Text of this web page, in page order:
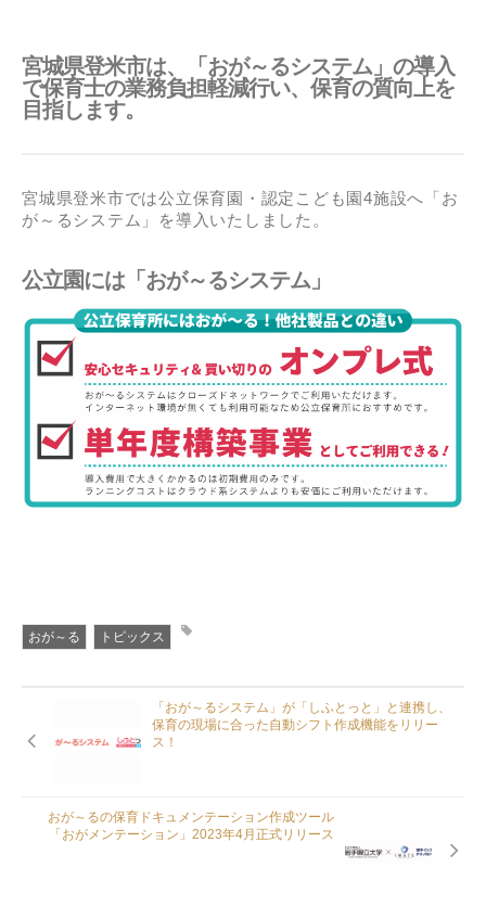
宮城県登米市は、「おが～るシステム」の導入
で保育士の業務負担軽減行い、保育の質向上を
目指します。
宮城県登米市では公立保育園・認定こども園4施設へ「お
が～るシステム」を導入いたしました。
公立園には「おが～るシステム」
おが～る トピックス
「おが～るシステム」が「しふとっと」と連携し、
保育の現場に合った自動シフト作成機能をリリー
ス！
おが～るの保育ドキュメンテーション作成ツール
「おがメンテーション」2023年4月正式リリース